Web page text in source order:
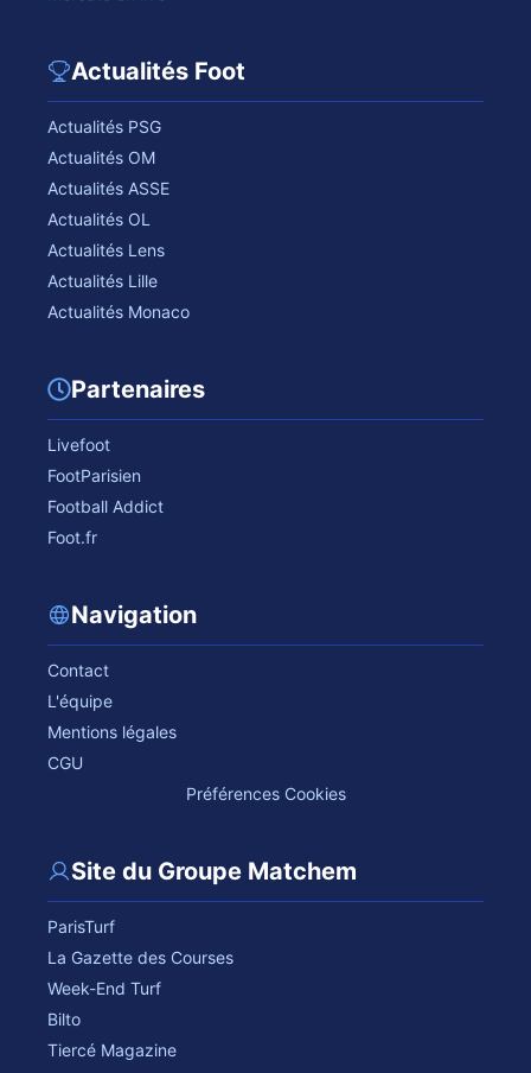
Actualités Foot
Actualités PSG
Actualités OM
Actualités ASSE
Actualités OL
Actualités Lens
Actualités Lille
Actualités Monaco
Partenaires
Livefoot
FootParisien
Football Addict
Foot.fr
Navigation
Contact
L'équipe
Mentions légales
CGU
Préférences Cookies
Site du Groupe Matchem
ParisTurf
La Gazette des Courses
Week-End Turf
Bilto
Tiercé Magazine